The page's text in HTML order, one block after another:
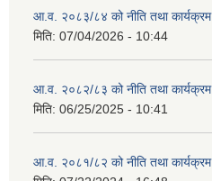
आ.व. २०८३/८४ को नीति तथा कार्यक्रम
मिति: 07/04/2026 - 10:44
आ.व. २०८२/८३ को नीति तथा कार्यक्रम
मिति: 06/25/2025 - 10:41
आ.व. २०८१/८२ को नीति तथा कार्यक्रम